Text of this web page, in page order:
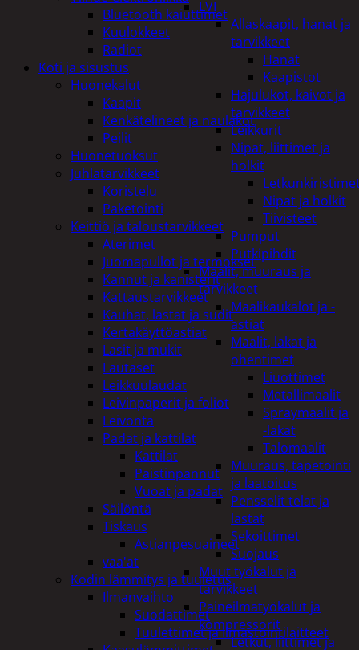
LVI
Allaskaapit, hanat ja
tarvikkeet
Hanat
Kaapistot
Hajulukot, kaivot ja
tarvikkeet
Leikkurit
Nipat, liittimet ja
holkit
Nipat ja holkit
Tiivisteet
Pumput
Putkipihdit
Maalit, muuraus ja
tarvikkeet
Maalikaukalot ja -
astiat
Maalit, lakat ja
ohentimet
Liuottimet
Metallimaalit
Spraymaalit ja
-lakat
Talomaalit
Muuraus, tapetointi
ja laatoitus
Pensselit telat ja
lastat
Sekoittimet
Suojaus
Muut työkalut ja
tarvikkeet
Paineilmatyökalut ja
kompressorit
Letkut, liittimet ja
Bluetooth kaiuttimet
Kuulokkeet
Radiot
Koti ja sisustus
Huonekalut
Kaapit
Kenkätelineet ja naulakot
Peilit
Huonetuoksut
Juhlatarvikkeet
Koristelu
Paketointi
Keittiö ja taloustarvikkeet
Aterimet
Juomapullot ja termokset
Kannut ja kanisterit
Kattaustarvikkeet
Kauhat, lastat ja sudit
Kertakäyttöastiat
Lasit ja mukit
Lautaset
Leikkuulaudat
Leivinpaperit ja foliot
Leivonta
Padat ja kattilat
Kattilat
Paistinpannut
Vuoat ja padat
Säilöntä
Tiskaus
Astianpesuaineet
vaa'at
Kodin lämmitys ja tuuletus
Ilmanvaihto
Suodattimet
Tuulettimet ja Ilmastointilaitteet